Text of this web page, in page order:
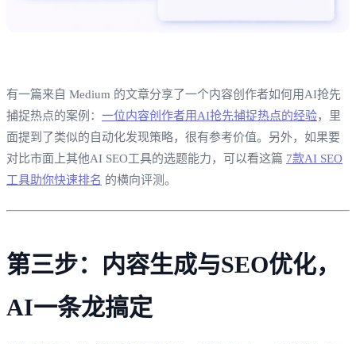
有一篇来自 Medium 的文章分享了一个内容创作者如何用AI抢先
捕捉热点的案例： 一位内容创作者用AI抢先捕捉热点的经验，里
面提到了类似的自动化发现策略，很有参考价值。另外，如果要
对比市面上其他AI SEO工具的选题能力，可以看这篇 7款AI SEO
工具助你快速排名 的横向评测。
第三步：内容生成与SEO优化，
AI一条龙搞定